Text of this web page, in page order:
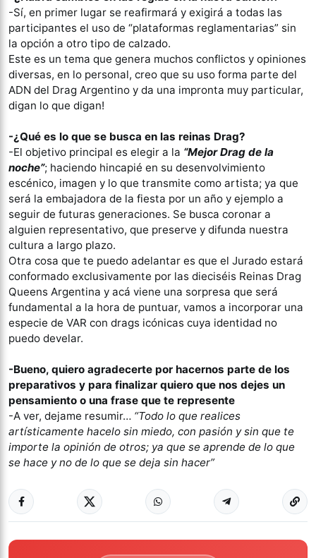
-Sí, en primer lugar se reafirmará y exigirá a todas las
participantes el uso de “plataformas reglamentarias” sin
la opción a otro tipo de calzado.
Este es un tema que genera muchos conflictos y opiniones
diversas, en lo personal, creo que su uso forma parte del
ADN del Drag Argentino y da una impronta muy particular,
digan lo que digan!
-¿Qué es lo que se busca en las reinas Drag?
-El objetivo principal es elegir a la “Mejor Drag de la
noche”; haciendo hincapié en su desenvolvimiento
escénico, imagen y lo que transmite como artista; ya que
será la embajadora de la fiesta por un año y ejemplo a
seguir de futuras generaciones. Se busca coronar a
alguien representativo, que preserve y difunda nuestra
cultura a largo plazo.
Otra cosa que te puedo adelantar es que el Jurado estará
conformado exclusivamente por las dieciséis Reinas Drag
Queens Argentina y acá viene una sorpresa que será
fundamental a la hora de puntuar, vamos a incorporar una
especie de VAR con drags icónicas cuya identidad no
puedo develar.
-Bueno, quiero agradecerte por hacernos parte de los
preparativos y para finalizar quiero que nos dejes un
pensamiento o una frase que te represente
-A ver, dejame resumir… “Todo lo que realices
artísticamente hacelo sin miedo, con pasión y sin que te
importe la opinión de otros; ya que se aprende de lo que
se hace y no de lo que se deja sin hacer”